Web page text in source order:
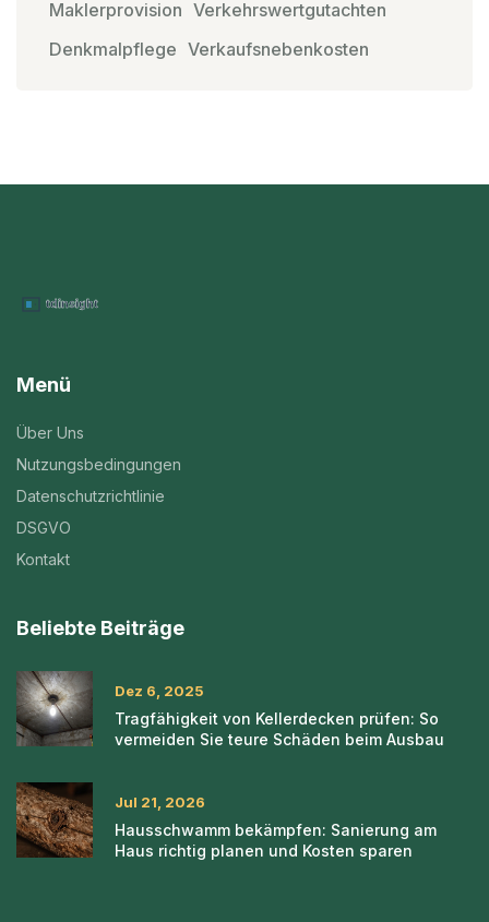
Maklerprovision Verkehrswertgutachten
Denkmalpflege Verkaufsnebenkosten
Menü
Über Uns
Nutzungsbedingungen
Datenschutzrichtlinie
DSGVO
Kontakt
Beliebte Beiträge
Dez 6, 2025
Tragfähigkeit von Kellerdecken prüfen: So
vermeiden Sie teure Schäden beim Ausbau
Jul 21, 2026
Hausschwamm bekämpfen: Sanierung am
Haus richtig planen und Kosten sparen